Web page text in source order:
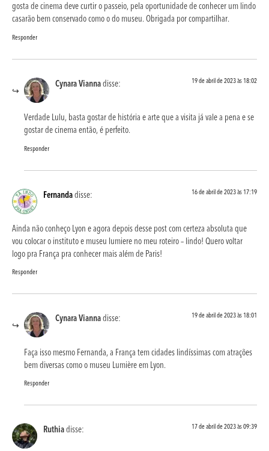
gosta de cinema deve curtir o passeio, pela oportunidade de conhecer um lindo
casarão bem conservado como o do museu. Obrigada por compartilhar.
Responder
Cynara Viannadisse: 19 de abril de 2023 às 18:02
Verdade Lulu, basta gostar de história e arte que a visita já vale a pena e se
gostar de cinema então, é perfeito.
Responder
Fernandadisse: 16 de abril de 2023 às 17:19
Ainda não conheço Lyon e agora depois desse post com certeza absoluta que
vou colocar o instituto e museu lumiere no meu roteiro – lindo! Quero voltar
logo pra França pra conhecer mais além de Paris!
Responder
Cynara Viannadisse: 19 de abril de 2023 às 18:01
Faça isso mesmo Fernanda, a França tem cidades lindíssimas com atrações
bem diversas como o museu Lumière em Lyon.
Responder
Ruthiadisse: 17 de abril de 2023 às 09:39